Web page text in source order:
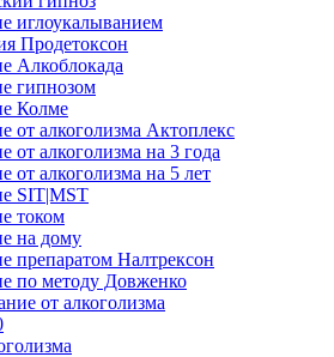
иглоукалыванием
Продетоксон
Алкоблокада
гипнозом
Колме
от алкоголизма Актоплекс
от алкоголизма на 3 года
от алкоголизма на 5 лет
SIT|MST
током
на дому
препаратом Налтрексон
по методу Довженко
от алкоголизма